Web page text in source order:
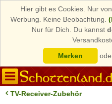
Hier gibt es Cookies. Nur
Werbung. Keine Beobachtung.
Nur für Dich. Du kannst
Merken
TV-Receiver-Zubehör